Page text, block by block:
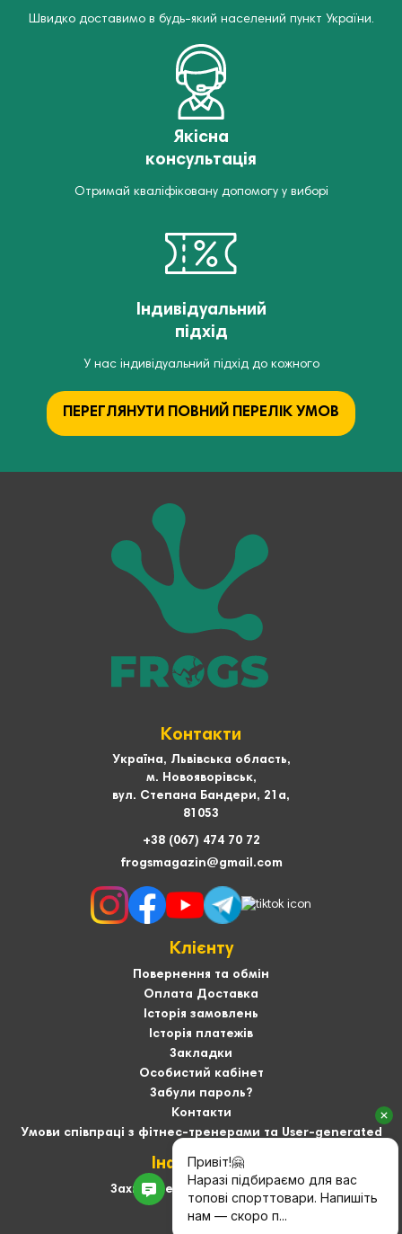
Швидко доставимо в будь-який населений пункт України.
Якісна
консультація
Отримай кваліфіковану допомогу у виборі
Індивідуальний
підхід
У нас індивідуальний підхід до кожного
ПЕРЕГЛЯНУТИ ПОВНИЙ ПЕРЕЛІК УМОВ
Контакти
Україна, Львівська область,
м. Новояворівськ,
вул. Степана Бандери, 21а,
81053
+38 (067) 474 70 72
frogsmagazin@gmail.com
Клієнту
Повернення та обмін
Оплата Доставка
Історія замовлень
Історія платежів
Закладки
Особистий кабінет
Забули пароль?
Контакти
Умови співпраці з фітнес-тренерами та User-generated
Інформація
Захист персональних даних